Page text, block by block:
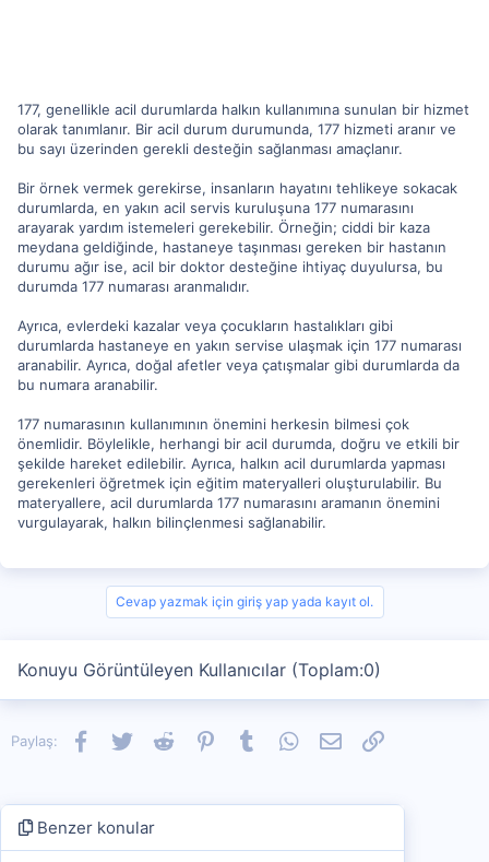
177, genellikle acil durumlarda halkın kullanımına sunulan bir hizmet
olarak tanımlanır. Bir acil durum durumunda, 177 hizmeti aranır ve
bu sayı üzerinden gerekli desteğin sağlanması amaçlanır.
Bir örnek vermek gerekirse, insanların hayatını tehlikeye sokacak
durumlarda, en yakın acil servis kuruluşuna 177 numarasını
arayarak yardım istemeleri gerekebilir. Örneğin; ciddi bir kaza
meydana geldiğinde, hastaneye taşınması gereken bir hastanın
durumu ağır ise, acil bir doktor desteğine ihtiyaç duyulursa, bu
durumda 177 numarası aranmalıdır.
Ayrıca, evlerdeki kazalar veya çocukların hastalıkları gibi
durumlarda hastaneye en yakın servise ulaşmak için 177 numarası
aranabilir. Ayrıca, doğal afetler veya çatışmalar gibi durumlarda da
bu numara aranabilir.
177 numarasının kullanımının önemini herkesin bilmesi çok
önemlidir. Böylelikle, herhangi bir acil durumda, doğru ve etkili bir
şekilde hareket edilebilir. Ayrıca, halkın acil durumlarda yapması
gerekenleri öğretmek için eğitim materyalleri oluşturulabilir. Bu
materyallere, acil durumlarda 177 numarasını aramanın önemini
vurgulayarak, halkın bilinçlenmesi sağlanabilir.
Cevap yazmak için giriş yap yada kayıt ol.
Konuyu Görüntüleyen Kullanıcılar (Toplam:0)
Paylaş: Facebook
TwitterReddit PinterestTumblrWhatsApp
E-postaLink
Benzer konular